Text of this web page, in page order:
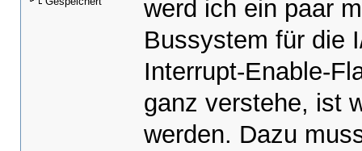
werd ich ein paar
Bussystem für die
Interrupt-Enable-
ganz verstehe, ist
werden. Dazu